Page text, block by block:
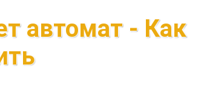
автомат - Как